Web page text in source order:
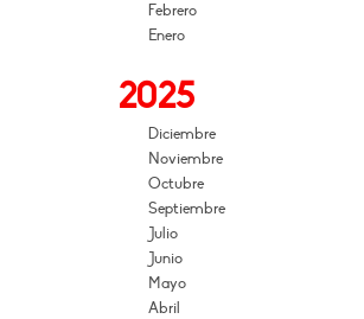
Febrero
Enero
2025
Diciembre
Noviembre
Octubre
Septiembre
Julio
Junio
Mayo
Abril